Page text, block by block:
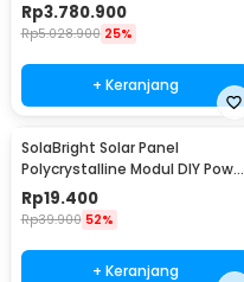
Rp3.780.900
Rp5.028.900 25%
+ Keranjang
SolaBright Solar Panel
Polycrystalline Modul DIY Power
Bank 12V 2W - SN2
Rp19.400
Rp39.900 52%
+ Keranjang